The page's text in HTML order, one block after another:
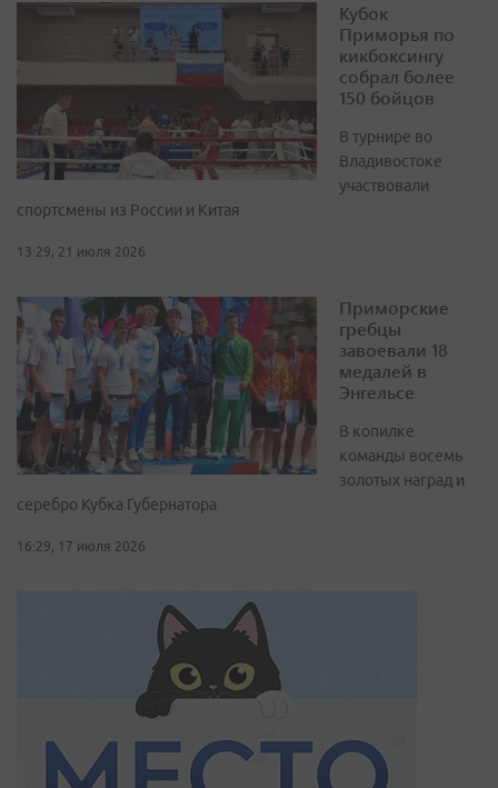
Кубок
Приморья по
кикбоксингу
собрал более
150 бойцов
В турнире во
Владивостоке
участвовали
спортсмены из России и Китая
13:29, 21 июля 2026
Приморские
гребцы
завоевали 18
медалей в
Энгельсе
В копилке
команды восемь
золотых наград и
серебро Кубка Губернатора
16:29, 17 июля 2026